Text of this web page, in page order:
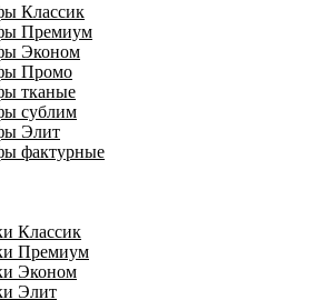
Классик
Премиум
Эконом
Промо
тканые
сублим
Элит
фактурные
Классик
Премиум
Эконом
Элит